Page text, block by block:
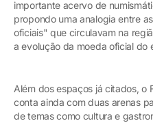
importante acervo de
propondo uma analogia entre
oficiais" que circulavam na
a evolução da moeda oficial do
Além dos espaços já citados, o
conta ainda com duas arenas
de temas como cultura e